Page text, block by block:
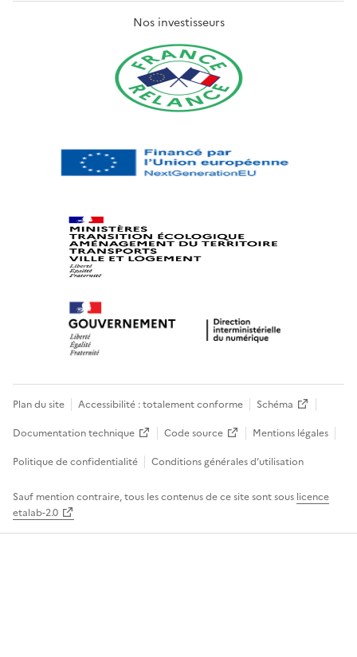
Nos investisseurs
Plan du site Accessibilité : totalement conforme
Schéma
Documentation technique
Code source
Mentions légales
Politique de confidentialité
Conditions générales d’utilisation
Sauf mention contraire, tous les contenus de ce site sont sous licence
etalab-2.0